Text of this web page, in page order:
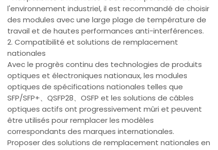
l'environnement industriel, il est recommandé de choisir
des modules avec une large plage de température de
travail et de hautes performances anti-interférences.
2. Compatibilité et solutions de remplacement
nationales
Avec le progrès continu des technologies de produits
optiques et électroniques nationaux, les modules
optiques de spécifications nationales telles que
SFP/SFP+、QSFP28、OSFP et les solutions de câbles
optiques actifs ont progressivement mûri et peuvent
être utilisés pour remplacer les modèles
correspondants des marques internationales.
Proposer des solutions de remplacement nationales en